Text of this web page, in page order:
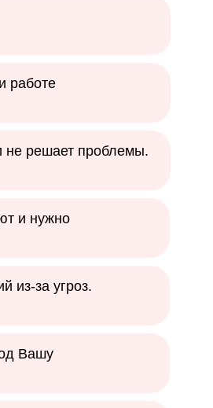
работе
не решает проблемы.
и нужно
из-за угроз.
Вашу